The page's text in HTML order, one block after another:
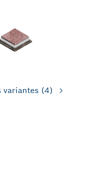
variantes (4)